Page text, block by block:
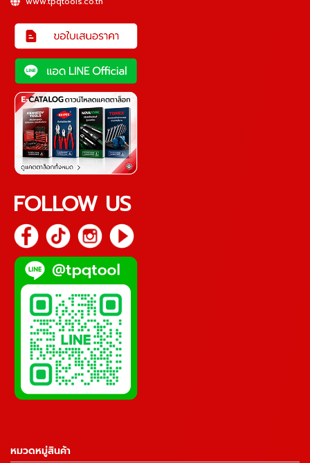
FOLLOW US
หมวดหมู่สินค้า